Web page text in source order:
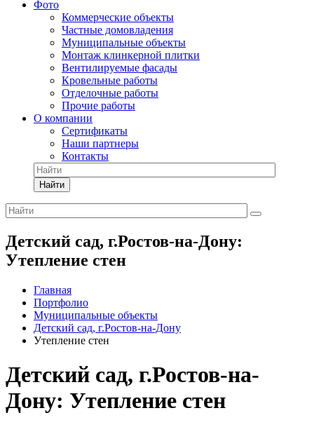
Фото
Коммерческие объекты
Частные домовладения
Муниципальные объекты
Монтаж клинкерной плитки
Вентилируемые фасады
Кровельные работы
Отделочные работы
Прочие работы
О компании
Сертификаты
Наши партнеры
Контакты
Найти
Детский сад, г.Ростов-на-Дону:
Утепление стен
Главная
Портфолио
Муниципальные объекты
Детский сад, г.Ростов-на-Дону
Утепление стен
Детский сад, г.Ростов-на-
Дону: Утепление стен